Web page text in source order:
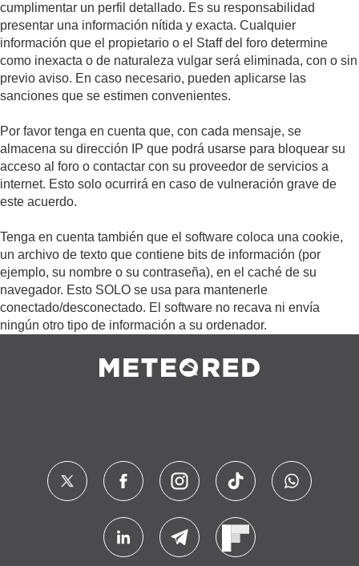
cumplimentar un perfil detallado. Es su responsabilidad
presentar una información nítida y exacta. Cualquier
información que el propietario o el Staff del foro determine
como inexacta o de naturaleza vulgar será eliminada, con o sin
previo aviso. En caso necesario, pueden aplicarse las
sanciones que se estimen convenientes.
Por favor tenga en cuenta que, con cada mensaje, se
almacena su dirección IP que podrá usarse para bloquear su
acceso al foro o contactar con su proveedor de servicios a
internet. Esto solo ocurrirá en caso de vulneración grave de
este acuerdo.
Tenga en cuenta también que el software coloca una cookie,
un archivo de texto que contiene bits de información (por
ejemplo, su nombre o su contraseña), en el caché de su
navegador. Esto SOLO se usa para mantenerle
conectado/desconectado. El software no recava ni envía
ningún otro tipo de información a su ordenador.